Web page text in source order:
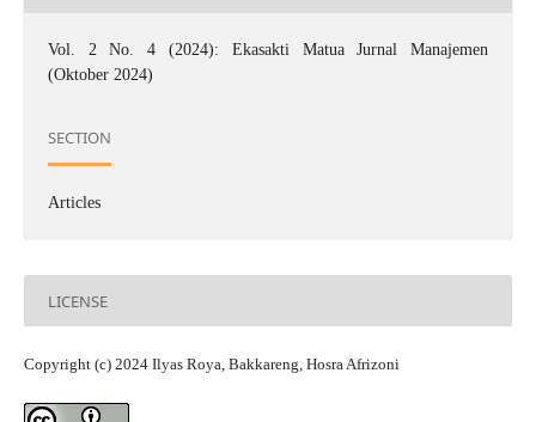
Vol. 2 No. 4 (2024): Ekasakti Matua Jurnal Manajemen
(Oktober 2024)
SECTION
Articles
LICENSE
Copyright (c) 2024 Ilyas Roya, Bakkareng, Hosra Afrizoni